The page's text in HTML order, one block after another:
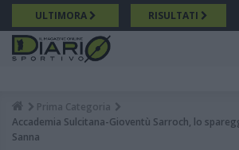
Salta
al
contenuto
principale
ULTIMORA RISULTATI
Breadcrumb
Prima Categoria
Accademia Sulcitana-Gioventù Sarroch, lo
Sanna